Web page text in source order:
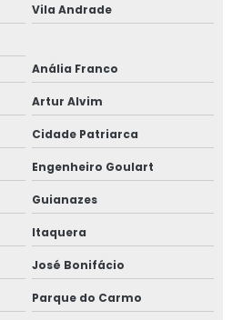
em são paulo
em são paulo
em sp
acústico
Vila Andrade
Anália Franco
Artur Alvim
Cidade Patriarca
Engenheiro Goulart
Guianazes
Itaquera
José Bonifácio
Parque do Carmo